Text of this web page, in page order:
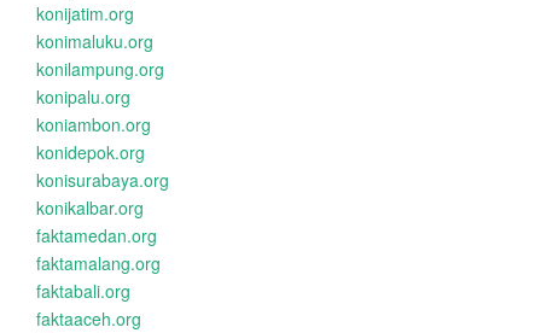
konijatim.org
konimaluku.org
konilampung.org
konipalu.org
koniambon.org
konidepok.org
konisurabaya.org
konikalbar.org
faktamedan.org
faktamalang.org
faktabali.org
faktaaceh.org